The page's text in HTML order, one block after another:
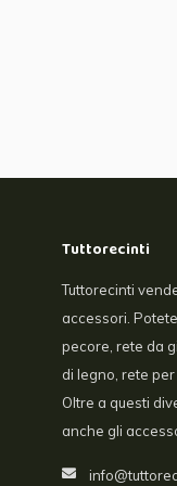
Tuttorecinti
Tuttorecinti
accessori.
pecore, rete da
di legno, rete
Oltre a questi
anche gli